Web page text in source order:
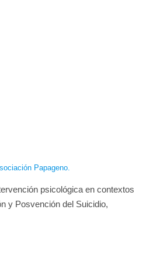
Papageno.
psicológica en contextos
y Posvención del Suicidio,